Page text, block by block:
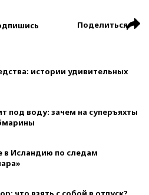
Поделиться
истории удивительных
под воду: зачем на суперъяхты
в Исландию по следам